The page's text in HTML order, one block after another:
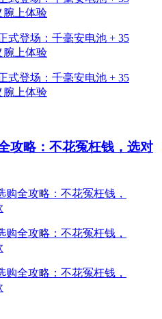
攻略：不花冤枉钱，选对